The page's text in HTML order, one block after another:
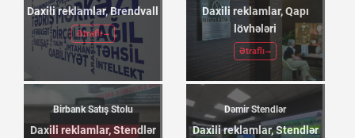
Daxili reklamlar, Brendvall
Ətraflı
Daxili reklamlar, Qapı
lövhələri
Ətraflı
Birbank Satış Stolu
Daxili reklamlar, Stendlər
Dəmir Stendlər
Daxili reklamlar, Stendlər